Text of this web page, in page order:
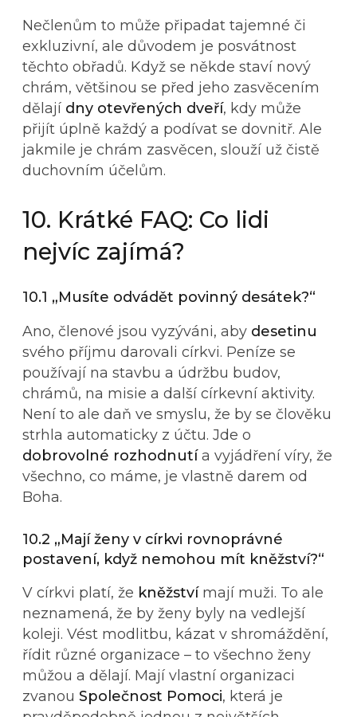
Nečlenům to může připadat tajemné či
exkluzivní, ale důvodem je posvátnost
těchto obřadů. Když se někde staví nový
chrám, většinou se před jeho zasvěcením
dělají dny otevřených dveří, kdy může
přijít úplně každý a podívat se dovnitř. Ale
jakmile je chrám zasvěcen, slouží už čistě
duchovním účelům.
10. Krátké FAQ: Co lidi
nejvíc zajímá?
10.1 „Musíte odvádět povinný desátek?“
Ano, členové jsou vyzýváni, aby desetinu
svého příjmu darovali církvi. Peníze se
používají na stavbu a údržbu budov,
chrámů, na misie a další církevní aktivity.
Není to ale daň ve smyslu, že by se člověku
strhla automaticky z účtu. Jde o
dobrovolné rozhodnutía vyjádření víry, že
všechno, co máme, je vlastně darem od
Boha.
10.2 „Mají ženy v církvi rovnoprávné
postavení, když nemohou mít kněžství?“
V církvi platí, že kněžstvímají muži. To ale
neznamená, že by ženy byly na vedlejší
koleji. Vést modlitbu, kázat v shromáždění,
řídit různé organizace – to všechno ženy
můžou a dělají. Mají vlastní organizaci
zvanou Společnost Pomoci, která je